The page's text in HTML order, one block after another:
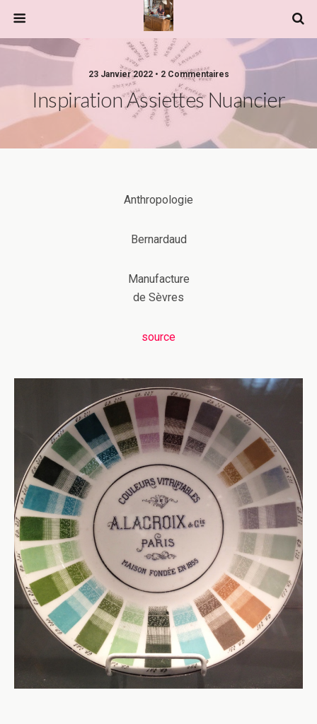
23 Janvier 2022 • 2 Commentaires
Inspiration Assiettes Nuancier
Anthropologie
Bernardaud
Manufacture
de Sèvres
source